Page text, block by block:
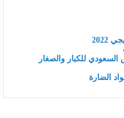
للكبار والصغار
الضارة